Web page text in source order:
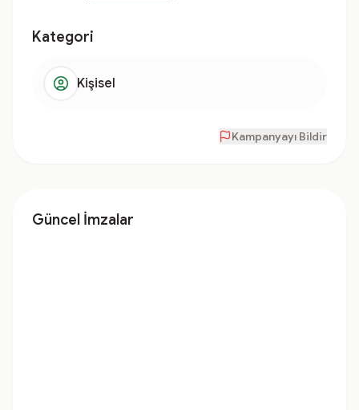
Kategori
Kişisel
Kampanyayı Bildir
Güncel İmzalar